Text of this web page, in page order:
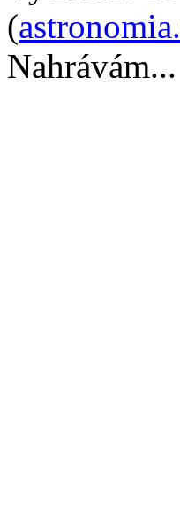
(
Nahrávám...